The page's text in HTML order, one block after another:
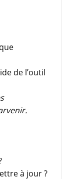
de l’outil
à jour ?